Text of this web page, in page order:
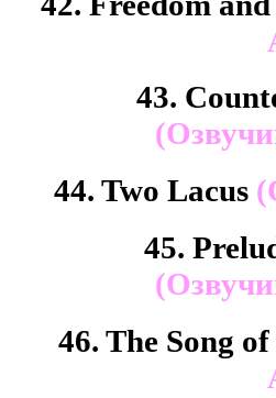
43.
44. Two Lacus
45.
46. The Song